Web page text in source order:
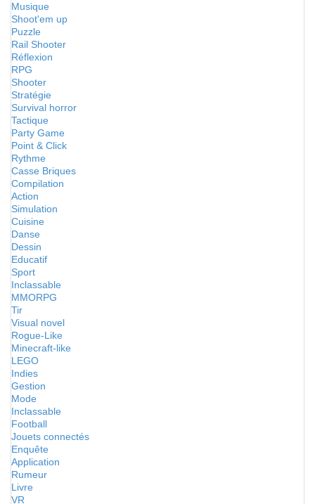
Musique
Shoot'em up
Puzzle
Rail Shooter
Réflexion
RPG
Shooter
Stratégie
Survival horror
Tactique
Party Game
Point & Click
Rythme
Casse Briques
Compilation
Action
Simulation
Cuisine
Danse
Dessin
Educatif
Sport
Inclassable
MMORPG
Tir
Visual novel
Rogue-Like
Minecraft-like
LEGO
Indies
Gestion
Mode
Inclassable
Football
Jouets connectés
Enquête
Application
Rumeur
Livre
VR